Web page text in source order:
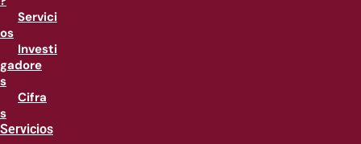
Servici
os
Investi
gadore
s
Cifra
s
Servicios